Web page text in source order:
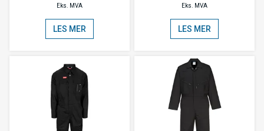
Eks. MVA
LES MER
Eks. MVA
LES MER